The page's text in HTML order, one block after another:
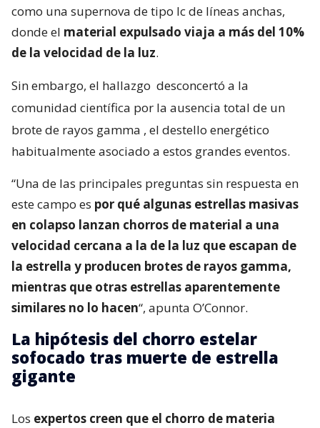
como una supernova de tipo Ic de líneas anchas,
donde el material expulsado viaja a más del 10%
de la velocidad de la luz.
Sin embargo, el hallazgo desconcertó a la
comunidad científica por la ausencia total de un
brote de rayos gamma , el destello energético
habitualmente asociado a estos grandes eventos.
“Una de las principales preguntas sin respuesta en
este campo es por qué algunas estrellas masivas
en colapso lanzan chorros de material a una
velocidad cercana a la de la luz que escapan de
la estrella y producen brotes de rayos gamma,
mientras que otras estrellas aparentemente
similares no lo hacen“, apunta O’Connor.
La hipótesis del chorro estelar
sofocado tras muerte de estrella
gigante
Los expertos creen que el chorro de materia